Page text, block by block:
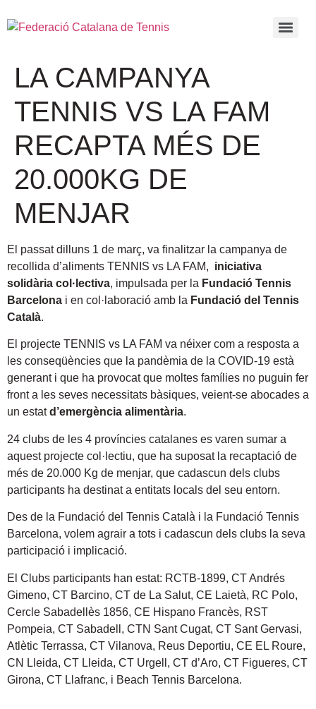
LA CAMPANYA
TENNIS VS LA FAM
RECAPTA MÉS DE
20.000KG DE
MENJAR
El passat dilluns 1 de març, va finalitzar la campanya de
recollida d’aliments TENNIS vs LA FAM, iniciativa
solidària col·lectiva, impulsada per la Fundació Tennis
Barcelona i en col·laboració amb la Fundació del Tennis
Català.
El projecte TENNIS vs LA FAM va néixer com a resposta a
les conseqüències que la pandèmia de la COVID-19 està
generant i que ha provocat que moltes famílies no puguin fer
front a les seves necessitats bàsiques, veient-se abocades a
un estatd’emergència alimentària.
24 clubs de les 4 províncies catalanes es varen sumar a
aquest projecte col·lectiu, que ha suposat la recaptació de
més de 20.000 Kg de menjar, que cadascun dels clubs
participants ha destinat a entitats locals del seu entorn.
Des de la Fundació del Tennis Català i la Fundació Tennis
Barcelona, volem agrair a tots i cadascun dels clubs la seva
participació i implicació.
El Clubs participants han estat: RCTB-1899, CT Andrés
Gimeno, CT Barcino, CT de La Salut, CE Laietà, RC Polo,
Cercle Sabadellès 1856, CE Hispano Francès, RST
Pompeia, CT Sabadell, CTN Sant Cugat, CT Sant Gervasi,
Atlètic Terrassa, CT Vilanova, Reus Deportiu, CE EL Roure,
CN Lleida, CT Lleida, CT Urgell, CT d’Aro, CT Figueres, CT
Girona, CT Llafranc, i Beach Tennis Barcelona.